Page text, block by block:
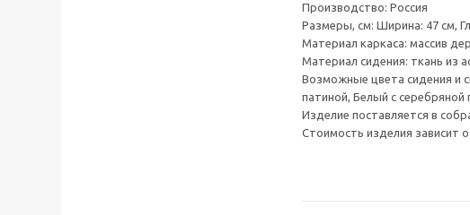
Производство: Россия
Размеры, см: Ширина: 47 см,
Материал каркаса: массив
Материал сидения: ткань из
Возможные цвета сидения и
патиной, Белый с серебряной
Изделие поставляется в
Стоимость изделия зависит